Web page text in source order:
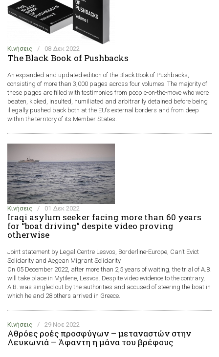
Κινήσεις / 08 Δεκ 2022
The Black Book of Pushbacks
An expanded and updated edition of the Black Book of Pushbacks,
consisting of more than 3,000 pages across four volumes. The majority of
these pages are filled with testimonies from people-on-the-move who were
beaten, kicked, insulted, humiliated and arbitrarily detained before being
illegally pushed back both at the EU’s external borders and from deep
within the territory of its Member States.
Κινήσεις / 01 Δεκ 2022
Iraqi asylum seeker facing more than 60 years
for “boat driving” despite video proving
otherwise
Joint statement by Legal Centre Lesvos, Borderline-Europe, Can't Evict
Solidarity and Aegean Migrant Solidarity
On 05 December 2022, after more than 2,5 years of waiting, the trial of A.B.
will take place in Mytilene, Lesvos. Despite video evidence to the contrary,
A.B. was singled out by the authorities and accused of steering the boat in
which he and 28 others arrived in Greece.
Κινήσεις / 29 Νοε 2022
Αθρόες ροές προσφύγων – μεταναστών στην
Λευκωνιά – Άφαντη η μάνα του βρέφους